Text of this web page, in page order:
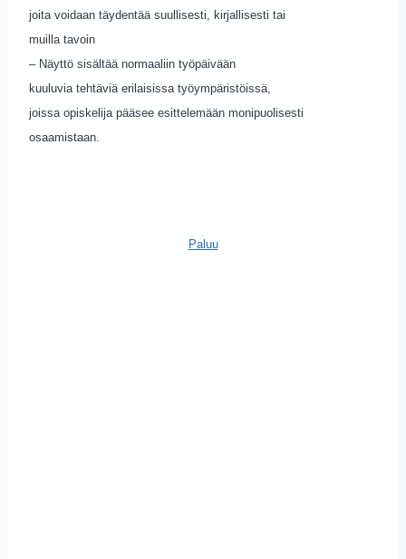
joita voidaan täydentää suullisesti, kirjallisesti tai
muilla tavoin
– Näyttö sisältää normaaliin työpäivään
kuuluvia tehtäviä erilaisissa työympäristöissä,
joissa opiskelija pääsee esittelemään monipuolisesti
osaamistaan.
Paluu